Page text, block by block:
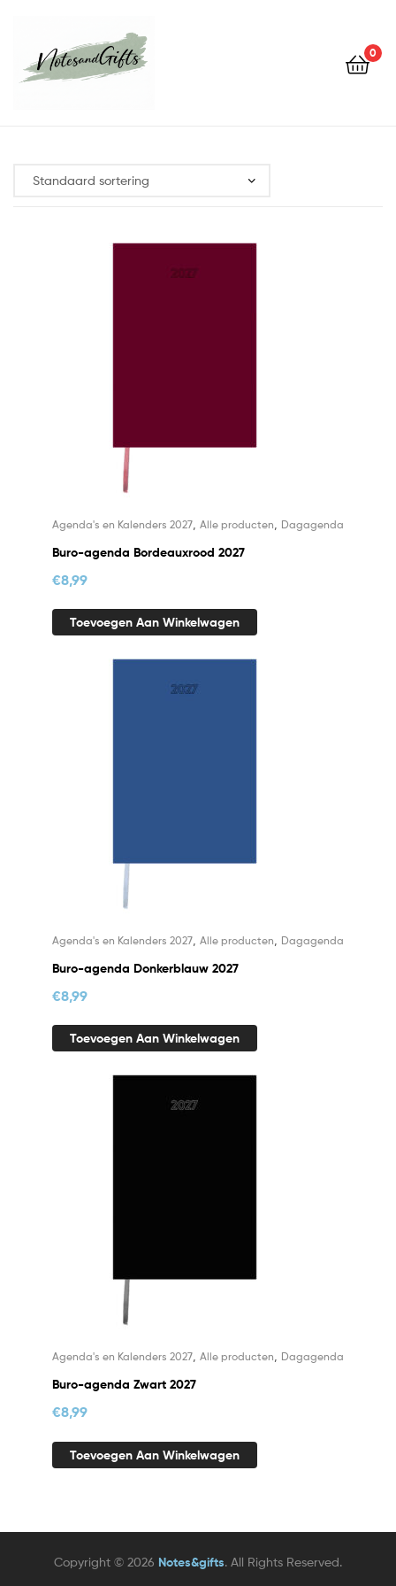
0
Agenda's en Kalenders 2027 Alle producten Dagagenda
Buro-agenda Bordeauxrood 2027
€8,99
Toevoegen Aan Winkelwagen
Agenda's en Kalenders 2027 Alle producten Dagagenda
Buro-agenda Donkerblauw 2027
€8,99
Toevoegen Aan Winkelwagen
Agenda's en Kalenders 2027 Alle producten Dagagenda
Buro-agenda Zwart 2027
€8,99
Toevoegen Aan Winkelwagen
Copyright © 2026 Notes&gifts. All Rights Reserved.